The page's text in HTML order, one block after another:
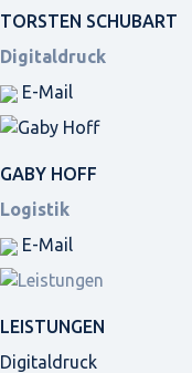
TORSTEN SCHUBART
Digitaldruck
E-Mail
GABY HOFF
Logistik
E-Mail
LEISTUNGEN
Digitaldruck